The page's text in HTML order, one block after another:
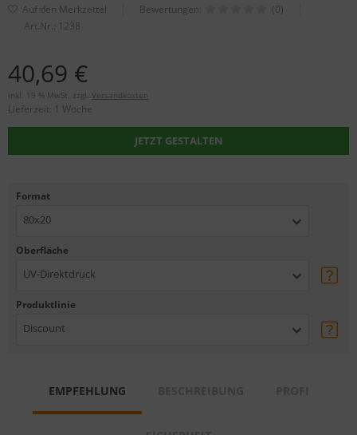
Bewertungen:
(0)
Art.Nr.: 1238
40,69 €
inkl. 19 % MwSt. zzgl. Versandkosten
Lieferzeit: 1 Woche
JETZT GESTALTEN
Format
80x20
Oberfläche
UV-Direktdruck
Produktlinie
Discount
EMPFEHLUNG